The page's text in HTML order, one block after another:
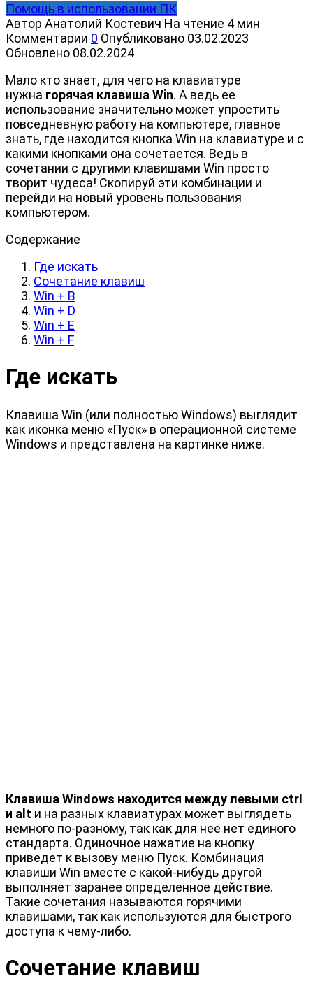
Помощь в использовании ПК
Автор Анатолий Костевич На чтение 4 мин
Комментарии 0 Опубликовано 03.02.2023
Обновлено 08.02.2024
Мало кто знает, для чего на клавиатуре
нужна горячая клавиша Win. А ведь ее
использование значительно может упростить
повседневную работу на компьютере, главное
знать, где находится кнопка Win на клавиатуре и с
какими кнопками она сочетается. Ведь в
сочетании с другими клавишами Win просто
творит чудеса! Скопируй эти комбинации и
перейди на новый уровень пользования
компьютером.
Содержание
Где искать
Сочетание клавиш
Win + B
Win + D
Win + E
Win + F
Где искать
Клавиша Win (или полностью Windows) выглядит
как иконка меню «Пуск» в операционной системе
Windows и представлена на картинке ниже.
Клавиша Windows находится между левыми ctrl
и alt и на разных клавиатурах может выглядеть
немного по-разному, так как для нее нет единого
стандарта. Одиночное нажатие на кнопку
приведет к вызову меню Пуск. Комбинация
клавиши Win вместе с какой-нибудь другой
выполняет заранее определенное действие.
Такие сочетания называются горячими
клавишами, так как используются для быстрого
доступа к чему-либо.
Сочетание клавиш